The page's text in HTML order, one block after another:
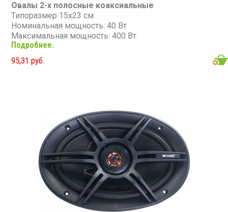
Овалы 2-х полосные коаксиальные
Типоразмер 15х23 см
Номинальная мощность: 40 Вт
Максимальная мощность: 400 Вт
Диапазон частот: 50 - 22 000 Гц
Чувствительность: 92 дБ
Сопротивление: 4 Ом
Подробнее.
95,31 руб.